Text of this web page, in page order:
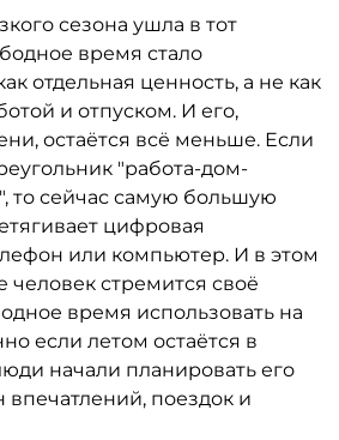
сезона ушла в тот
время стало
отдельная ценность, а не как
и отпуском. И его,
остаётся всё меньше. Если
"работа-дом-
то сейчас самую большую
цифровая
или компьютер. И в этом
человек стремится своё
время использовать на
если летом остаётся в
начали планировать его
впечатлений, поездок и